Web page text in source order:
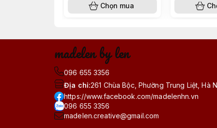
Chọn mua
madelen by len
096 655 3356
Địa chỉ:261 Chùa Bộc, Phường Trung Liệt, Hà
https://www.facebook.com/madelenhn.vn
096 655 3356
madelen.creative@gmail.com